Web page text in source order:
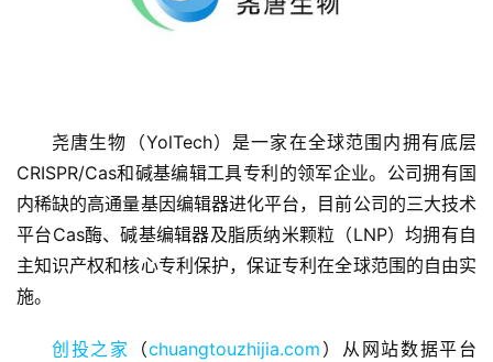
融
资
报
道
尧唐生物（YolTech）是一家在全球范围内拥有底层
CRISPR/Cas和碱基编辑工具专利的领军企业。公司拥有国
内稀缺的高通量基因编辑器进化平台，目前公司的三大技术
平台Cas酶、碱基编辑器及脂质纳米颗粒（LNP）均拥有自
主知识产权和核心专利保护，保证专利在全球范围的自由实
施。
创投之家 （chuangtouzhijia.com ）从网站数据平台